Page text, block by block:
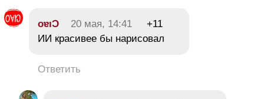
oɐıƆ 20 мая, 14:41
+11
ИИ красивее бы нарисовал
Ответить